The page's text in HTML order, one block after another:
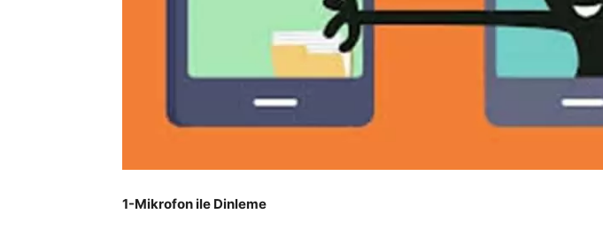
1-Mikrofon ile Dinleme